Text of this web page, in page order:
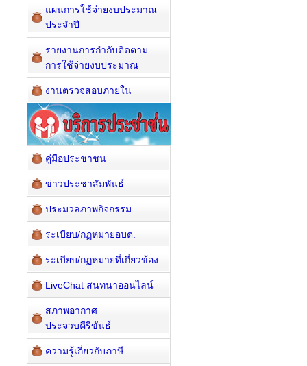
แผนการใช้จ่ายงบประมาณ
ประจำปี
รายงานการกำกับติดตาม
การใช้จ่ายงบประมาณ
งานตรวจสอบภายใน
คู่มือประชาชน
ข่าวประชาสัมพันธ์
ประมวลภาพกิจกรรม
ระเบียบ/กฏหมายอบต.
ระเบียบ/กฏหมายที่เกี่ยวข้อง
LiveChat สนทนาออนไลน์
สภาพอากาศ
ประจวบคีรีขันธ์
ความรู้เกี่ยวกับภาษี